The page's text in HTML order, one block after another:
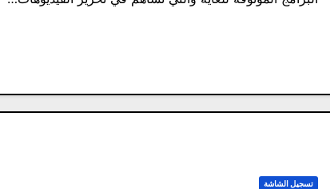
تسجيل الشاشة